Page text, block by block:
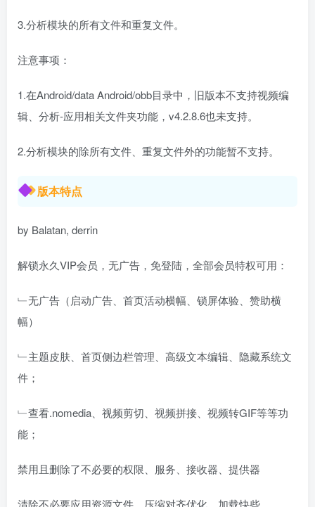
3.分析模块的所有文件和重复文件。
注意事项：
1.在Android/data Android/obb目录中，旧版本不支持视频编
辑、分析-应用相关文件夹功能，v4.2.8.6也未支持。
2.分析模块的除所有文件、重复文件外的功能暂不支持。
版本特点
by Balatan, derrin
解锁永久VIP会员，无广告，免登陆，全部会员特权可用：
﹂无广告（启动广告、首页活动横幅、锁屏体验、赞助横
幅）
﹂主题皮肤、首页侧边栏管理、高级文本编辑、隐藏系统文
件；
﹂查看.nomedia、视频剪切、视频拼接、视频转GIF等等功
能；
禁用且删除了不必要的权限、服务、接收器、提供器
清除不必要应用资源文件、压缩对齐优化、加载快些